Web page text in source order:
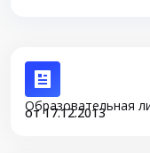
Образовательная
от 17.12.2013